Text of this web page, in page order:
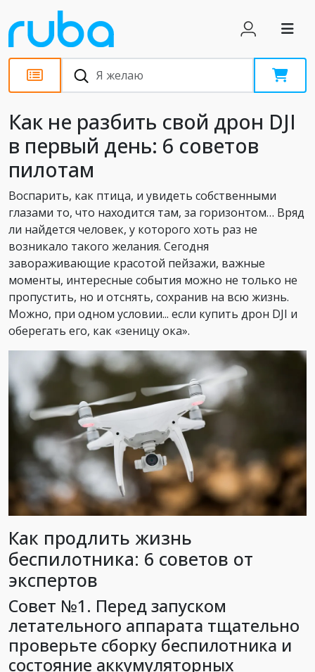
Статьи
Как не разбить свой дрон DJI
в первый день: 6 советов
пилотам
Воспарить, как птица, и увидеть собственными
глазами то, что находится там, за горизонтом… Вряд
ли найдется человек, у которого хоть раз не
возникало такого желания. Сегодня
завораживающие красотой пейзажи, важные
моменты, интересные события можно не только не
пропустить, но и отснять, сохранив на всю жизнь.
Можно, при одном условии... если купить дрон DJI и
оберегать его, как «зеницу ока».
Как продлить жизнь
беспилотника: 6 советов от
экспертов
Совет №1. Перед запуском
летательного аппарата тщательно
проверьте сборку беспилотника и
состояние аккумуляторных